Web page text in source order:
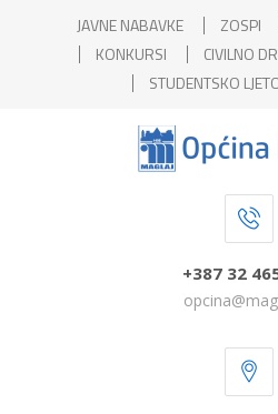
JAVNE NABAVKE ZOSPI
KONKURSI
CIVILNO
STUDENTSKO
+387 32